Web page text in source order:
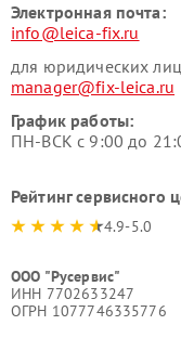
Электронная почта:
info@leica-fix.ru
для юридических лиц
manager@fix-leica.ru
График работы:
ПН-ВСК с 9:00 до
Рейтинг сервисного
4.9-5.0
ООО "Русервис"
ИНН 7702633247
ОГРН 1077746335776